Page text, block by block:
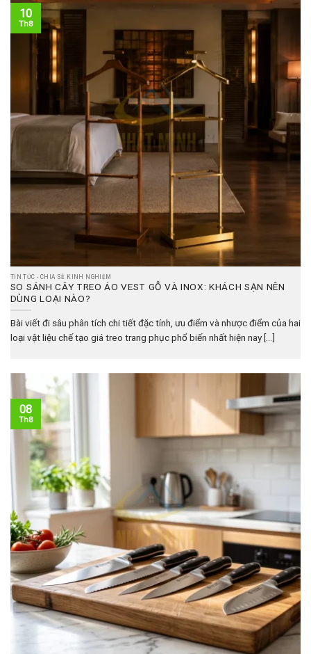
TIN TỨC - CHIA SẺ KINH NGHIỆM
SO SÁNH CÂY TREO ÁO VEST GỖ VÀ INOX: KHÁCH SẠN NÊN
DÙNG LOẠI NÀO?
Bài viết đi sâu phân tích chi tiết đặc tính, ưu điểm và nhược điểm của hai
loại vật liệu chế tạo giá treo trang phục phổ biến nhất hiện nay [...]
10
Th8
08
Th8